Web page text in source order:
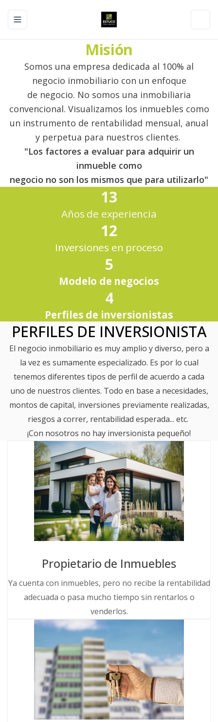
Toggle navigation menu
Misión
Somos una empresa dedicada al 100% al
negocio inmobiliario con un enfoque
de negocio. No somos una inmobiliaria
convencional. Visualizamos los inmuebles como
un instrumento de rentabilidad mensual, anual
y perpetua para nuestros clientes.
"Los factores a evaluar para adquirir un
inmueble como
negocio no son los mismos que para utilizarlo"
13
Años de experiencia
12
Inversiones en proceso
5
Modelo de negocios
4
Perfiles de inversionistas
PERFILES DE INVERSIONISTA
El negocio inmobiliario es muy amplio y diverso, pero a
la vez es sumamente especializado. Es por lo cual
tenemos diferentes tipos de perfil de acuerdo a cada
uno de nuestros clientes. Todo en base a necesidades,
montos de capital, inversiones previamente realizadas,
riesgos a correr, rentabilidad esperada... etc.
¡Con nosotros no hay inversionista pequeño!
Propietario de Inmuebles
Ya cuenta con inmuebles, pero no recibe la rentabilidad
adecuada o pasa mucho tiempo sin rentarlos o
venderlos.